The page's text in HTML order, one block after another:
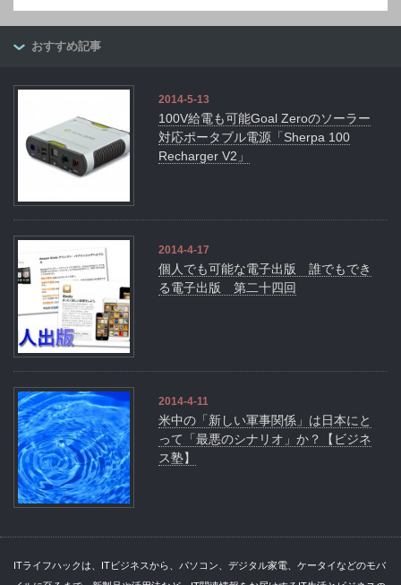
ブ
おすすめ記事
2014-5-13
100V給電も可能Goal Zeroのソーラー
対応ポータブル電源「Sherpa 100
Recharger V2」
2014-4-17
個人でも可能な電子出版 誰でもでき
る電子出版 第二十四回
2014-4-11
米中の「新しい軍事関係」は日本にと
って「最悪のシナリオ」か？【ビジネ
ス塾】
ITライフハックは、ITビジネスから、パソコン、デジタル家電、ケータイなどのモバ